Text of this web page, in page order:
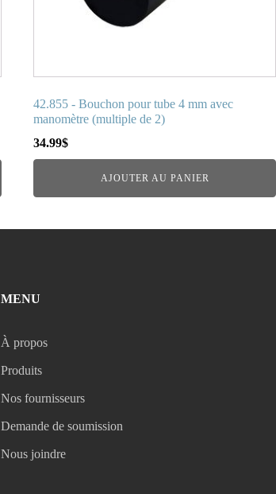
42.855 - Bouchon pour tube 4 mm avec
manomètre (multiple de 2)
34.99$
AJOUTER AU PANIER
MENU
À propos
Produits
Nos fournisseurs
Demande de soumission
Nous joindre